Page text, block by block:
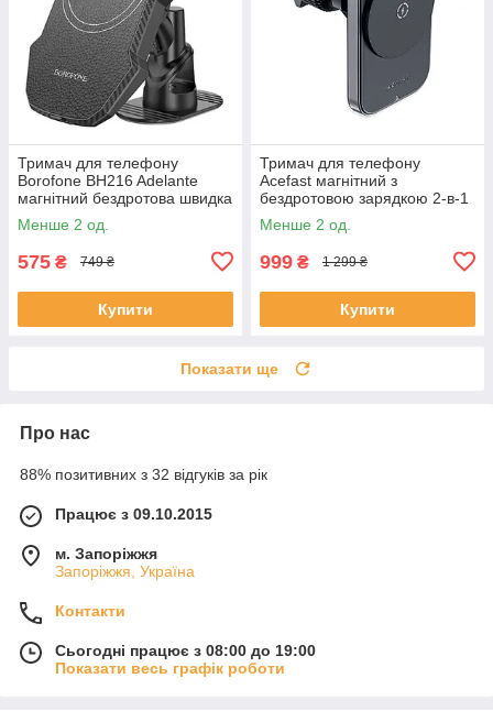
Тримач для телефону
Borofone BH216 Adelante
магнітний бездротова швидка
зарядка чорний (BH216)
Менше 2 од.
575 ₴ 749 ₴
Купити
Тримач для телефону
Acefast магнітний з
бездротовою зарядкою 2-в-1
Чорний (D18)
Менше 2 од.
999 ₴ 1 299 ₴
Купити
Показати ще
Про нас
88% позитивних з 32 відгуків за рік
Працює з 09.10.2015
м. Запоріжжя
Запоріжжя, Україна
Контакти
Сьогодні працює з 08:00 до 19:00
Показати весь графік роботи